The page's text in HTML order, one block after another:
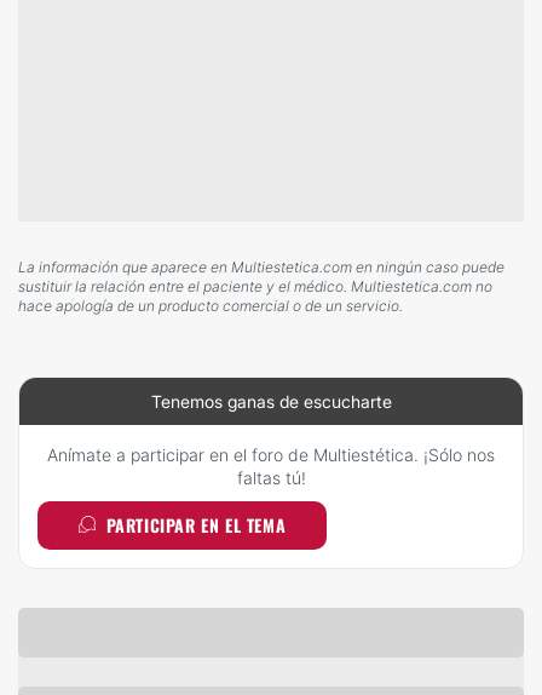
La información que aparece en Multiestetica.com en ningún caso puede
sustituir la relación entre el paciente y el médico. Multiestetica.com no
hace apología de un producto comercial o de un servicio.
Tenemos ganas de escucharte
Anímate a participar en el foro de Multiestética. ¡Sólo nos
faltas tú!
PARTICIPAR EN EL TEMA